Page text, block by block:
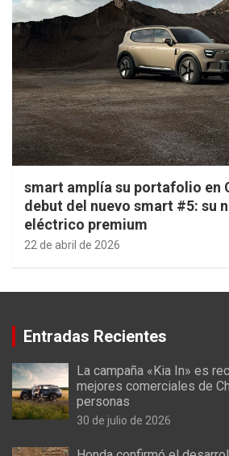
smart amplía su portafolio en
debut del nuevo smart #5: su
eléctrico premium
22 de abril de 2026
Entradas Recientes
La campaña «Kia In» es
mejores comerciales de
personas
30 de julio de 2026